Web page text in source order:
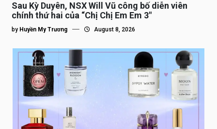
Sau Kỳ Duyên, NSX Will Vũ công bố diễn viên
chính thứ hai của “Chị Chị Em Em 3″
by Huyền My Trương August 8, 2026